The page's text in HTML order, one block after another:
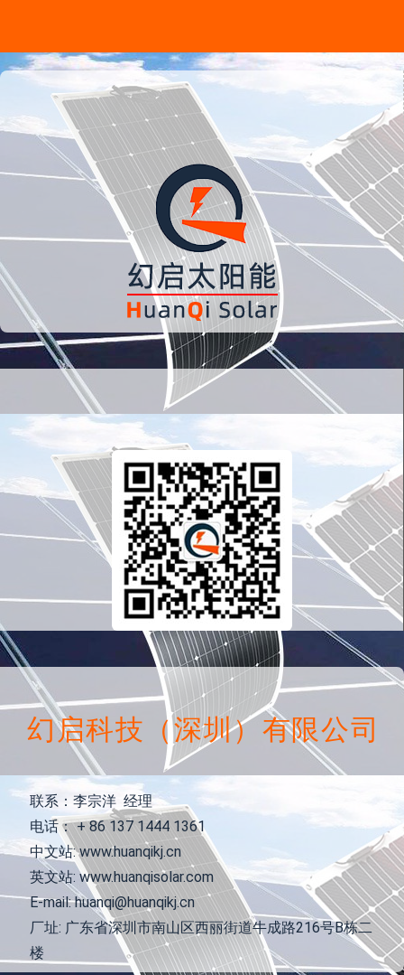
幻启科技（深圳）有限公司
联系：李宗洋 经理
电话： + 86 137 1444 1361
中文站: www.huanqikj.cn
英文站: www.huanqisolar.com
E-mail: huanqi@huanqikj.cn
厂址: 广东省深圳市南山区西丽街道牛成路216号B栋二
楼